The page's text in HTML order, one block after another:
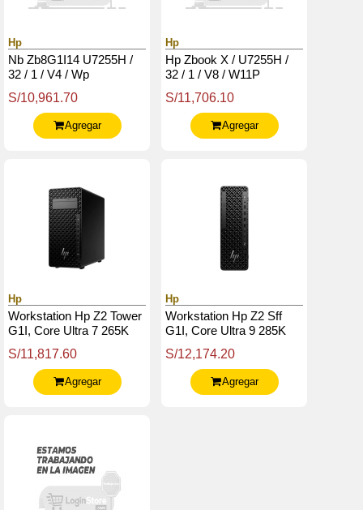
Hp
Nb Zb8G1I14 U7255H /
32 / 1 / V4 / Wp
S/10,961.70
Agregar
Hp
Hp Zbook X / U7255H /
32 / 1 / V8 / W11P
S/11,706.10
Agregar
Hp
Workstation Hp Z2 Tower
G1I, Core Ultra 7 265K
/ 1Tb Ssd M.2 / Dvd-Rw
S/11,817.60
Agregar
Hp
Workstation Hp Z2 Sff
G1I, Core Ultra 9 285K
Ddr5 / 1Tb Ssd M.2 /
Dvd-Writer
S/12,174.20
Agregar